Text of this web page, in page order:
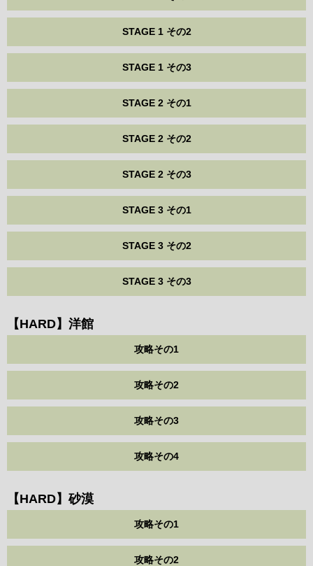
STAGE 1 その2
STAGE 1 その3
STAGE 2 その1
STAGE 2 その2
STAGE 2 その3
STAGE 3 その1
STAGE 3 その2
STAGE 3 その3
【HARD】洋館
攻略その1
攻略その2
攻略その3
攻略その4
【HARD】砂漠
攻略その1
攻略その2